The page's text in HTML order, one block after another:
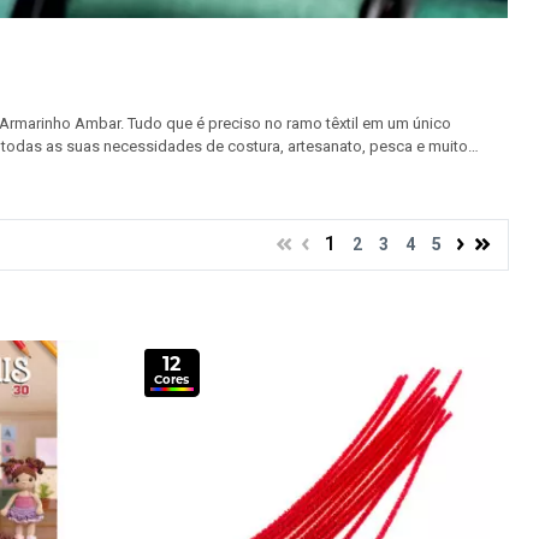
Máquina
e Regulador
Fita Gorgurão
Fita Metaloide
Fita Poá
Elástico Pigeon
Elástico Tekla
Fio Silicone
Ambar. Tudo que é preciso no ramo têxtil em um único
as suas necessidades de costura, artesanato, pesca e muito
qualidade, proporcionando confiança e precisão em cada uso.
1 2 3 4 5
12
Cores